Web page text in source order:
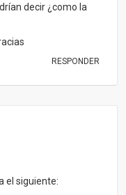
decir ¿como la
RESPONDER
el siguiente: